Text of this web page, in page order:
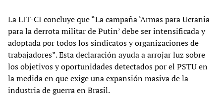
La LIT-CI concluye que “La campaña ‘Armas para Ucrania
para la derrota militar de Putin’ debe ser intensificada y
adoptada por todos los sindicatos y organizaciones de
trabajadores”. Esta declaración ayuda a arrojar luz sobre
los objetivos y oportunidades detectados por el PSTU en
la medida en que exige una expansión masiva de la
industria de guerra en Brasil.